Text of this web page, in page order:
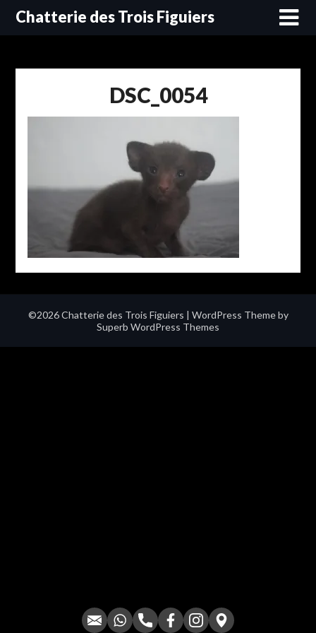
SkipChatterie des Trois Figuiers
DSC_0054
©2026 Chatterie des Trois Figuiers | WordPress Theme by
Superb WordPress Themes